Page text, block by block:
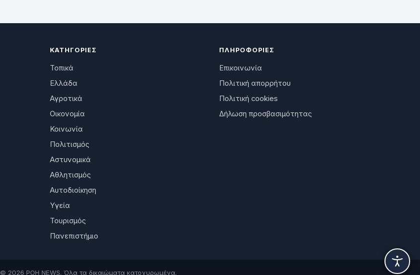
ΚΑΤΗΓΟΡΊΕΣ
Τοπικά
Ελλάδα
Αγροτικά
Οικονομία
Κοινωνία
Πολιτισμός
Αστυνομικά
Αθλητισμός
Αυτοδιοίκηση
Υγεία
Τουρισμός
Πανεπιστήμιο
ΠΛΗΡΟΦΟΡΊΕΣ
Επικοινωνία
Πολιτική απορρήτου
Πολιτική cookies
Δήλωση προσβασιμότητας
© 2026 ΡΟΗ NEWS. Όλα τα δικαιώματα κατοχυρωμένα.